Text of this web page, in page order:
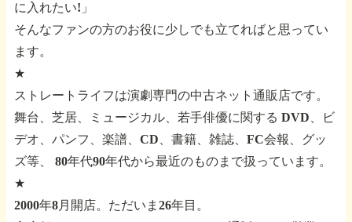
に入れたい!」
そんなファンの方のお役に少しでも立てればと思ってい
ます。
★
ストレートライフは演劇専門の中古ネット通販店です。
舞台、芝居、ミュージカル、若手俳優に関する DVD、ビ
デオ、パンフ、楽譜、CD、書籍、雑誌、FC会報、グッ
ズ等、
80年代90年代から最近のものまで扱っています。
★
2000年8月開店。ただいま26年目。